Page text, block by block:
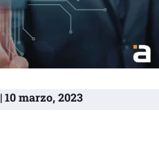
| 10 marzo, 2023